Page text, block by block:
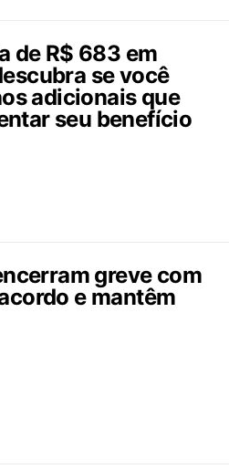
de R$ 683 em
se você
adicionais que
seu benefício
greve com
e mantêm